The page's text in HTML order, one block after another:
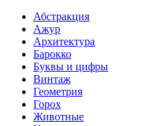
Абстракция
Ажур
Архитектура
Барокко
Буквы и цифры
Винтаж
Геометрия
Горох
Животные